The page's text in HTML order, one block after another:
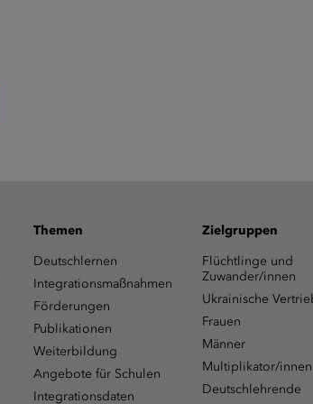
Themen
Deutschlernen
Integrationsmaßnahmen
Förderungen
Publikationen
Weiterbildung
Angebote für Schulen
Integrationsdaten
Zielgruppen
Flüchtlinge und
Zuwander/innen
Ukrainische
Frauen
Männer
Multiplikator/innen
Deutschlehrende